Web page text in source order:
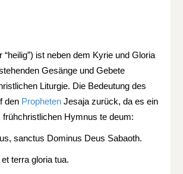
“heilig”) ist neben dem Kyrie und Gloria
Gesänge und Gebete
Liturgie. Die Bedeutung des
den Propheten Jesaja zurück, da es ein
frühchristlichen Hymnus te deum:
sanctus Dominus Deus Sabaoth.
terra gloria tua.